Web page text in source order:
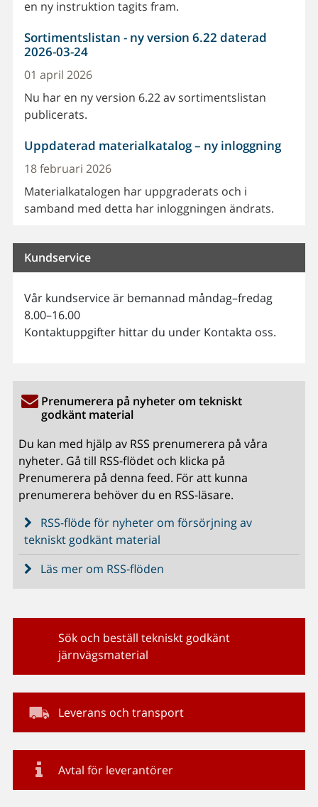
en ny instruktion tagits fram.
Sortimentslistan - ny version 6.22 daterad
2026-03-24
01 april 2026
Nu har en ny version 6.22 av sortimentslistan
publicerats.
Uppdaterad materialkatalog – ny inloggning
18 februari 2026
Materialkatalogen har uppgraderats och i
samband med detta har inloggningen ändrats.
Kundservice
Vår kundservice är bemannad måndag–fredag
8.00–16.00
Kontaktuppgifter hittar du under Kontakta oss.
Prenumerera på nyheter om tekniskt
godkänt material
Du kan med hjälp av RSS prenumerera på våra
nyheter. Gå till RSS-flödet och klicka på
Prenumerera på denna feed. För att kunna
prenumerera behöver du en RSS-läsare.
RSS-flöde för nyheter om försörjning av
tekniskt godkänt material
Läs mer om RSS-flöden
Sök och beställ tekniskt godkänt
järnvägsmaterial
Leverans och transport
Avtal för leverantörer